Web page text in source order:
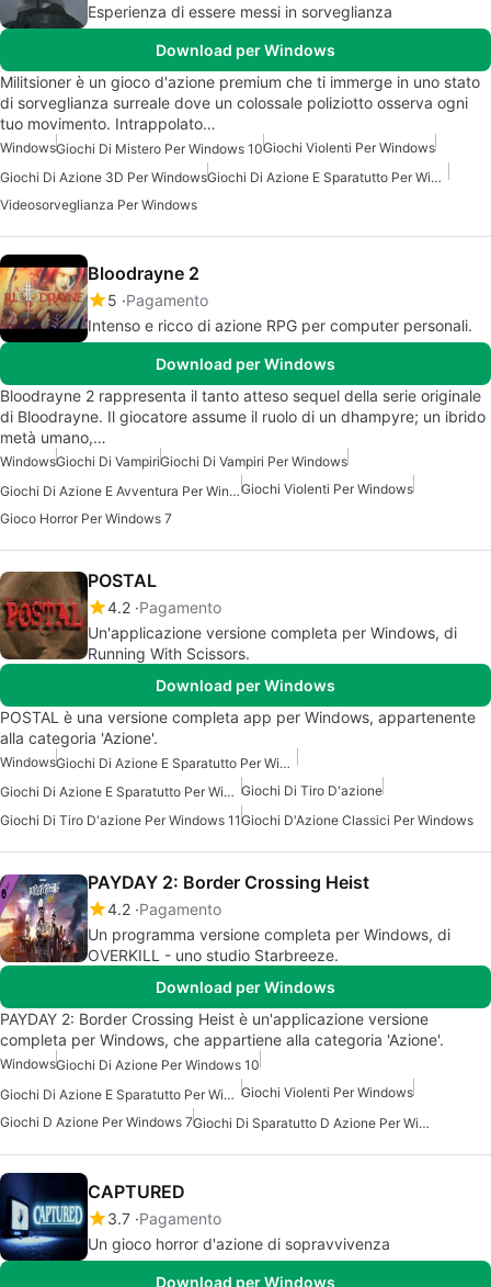
Esperienza di essere messi in sorveglianza
Download per Windows
Militsioner è un gioco d'azione premium che ti immerge in uno stato
di sorveglianza surreale dove un colossale poliziotto osserva ogni
tuo movimento. Intrappolato…
WindowsGiochi Di Mistero Per Windows 10Giochi Violenti Per Windows
Giochi Di Azione 3D Per Windows
Giochi Di Azione E Sparatutto Per Windows 7
Videosorveglianza Per Windows
Bloodrayne 2
5 Pagamento
Intenso e ricco di azione RPG per computer personali.
Download per Windows
Bloodrayne 2 rappresenta il tanto atteso sequel della serie originale
di Bloodrayne. Il giocatore assume il ruolo di un dhampyre; un ibrido
metà umano,…
WindowsGiochi Di VampiriGiochi Di Vampiri Per Windows
Giochi Di Azione E Avventura Per WindowsGiochi Violenti Per Windows
Gioco Horror Per Windows 7
POSTAL
4.2 Pagamento
Un'applicazione versione completa per Windows, di
Running With Scissors.
Download per Windows
POSTAL è una versione completa app per Windows, appartenente
alla categoria 'Azione'.
Windows
Giochi Di Azione E Sparatutto Per Windows 7
Giochi Di Azione E Sparatutto Per Windows Giochi Di Tiro D'azione
Giochi Di Tiro D'azione Per Windows 11Giochi D'Azione Classici Per Windows
PAYDAY 2: Border Crossing Heist
4.2 Pagamento
Un programma versione completa per Windows, di
OVERKILL - uno studio Starbreeze.
Download per Windows
PAYDAY 2: Border Crossing Heist è un'applicazione versione
completa per Windows, che appartiene alla categoria 'Azione'.
WindowsGiochi Di Azione Per Windows 10
Giochi Di Azione E Sparatutto Per Windows 7 Giochi Violenti Per Windows
Giochi D Azione Per Windows 7
Giochi Di Sparatutto D Azione Per Windows 7
CAPTURED
3.7 Pagamento
Un gioco horror d'azione di sopravvivenza
Download per Windows